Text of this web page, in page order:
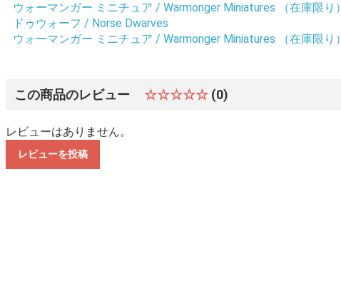
ウォーマンガー ミニチュア / Warmonger Miniatures （在庫限り）
ドゥウォーフ / Norse Dwarves
ウォーマンガー ミニチュア / Warmonger Miniatures （在庫限り）
この商品のレビュー ☆☆☆☆☆ (0)
レビューはありません。
レビューを投稿